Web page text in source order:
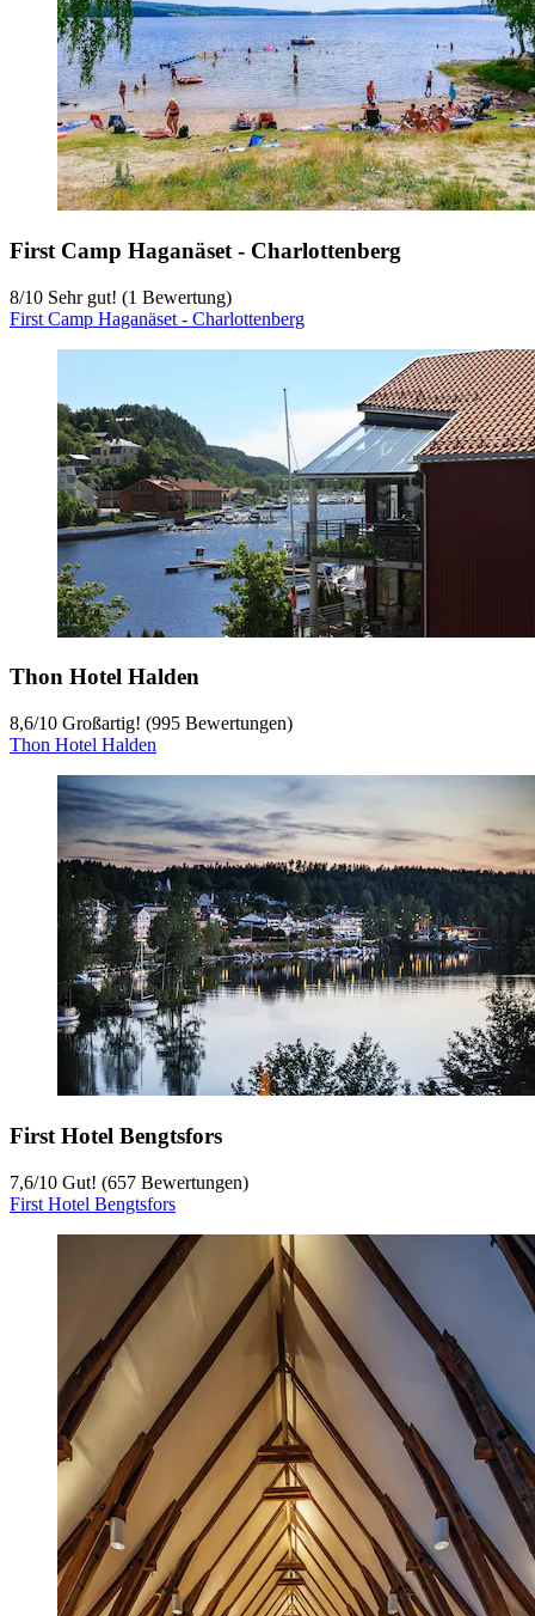
First Camp Haganäset - Charlottenberg
8/10 Sehr gut! (1 Bewertung)
First Camp Haganäset - Charlottenberg
Thon Hotel Halden
8,6/10 Großartig! (995 Bewertungen)
Thon Hotel Halden
First Hotel Bengtsfors
7,6/10 Gut! (657 Bewertungen)
First Hotel Bengtsfors